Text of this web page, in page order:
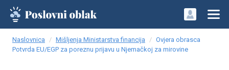
Naslovnica Mišljenja Ministarstva financija
Ovjera obrasca
Potvrda EU/EGP za poreznu prijavu u Njemačkoj za mirovine